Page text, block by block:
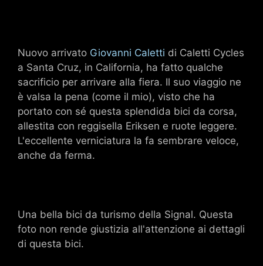
Nuovo arrivato Giovanni Caletti di Caletti Cycles
a Santa Cruz, in California, ha fatto qualche
sacrificio per arrivare alla fiera. Il suo viaggio ne
è valsa la pena (come il mio), visto che ha
portato con sé questa splendida bici da corsa,
allestita con reggisella Eriksen e ruote leggere.
L'eccellente verniciatura la fa sembrare veloce,
anche da ferma.
Una bella bici da turismo della Signal. Questa
foto non rende giustizia all'attenzione ai dettagli
di questa bici.